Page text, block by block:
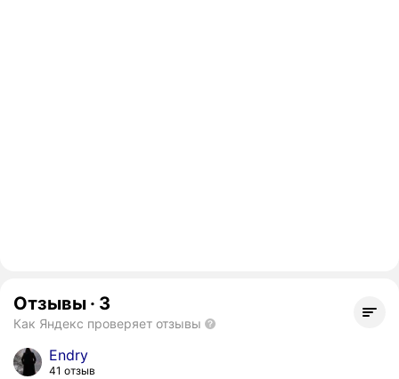
Отзывы · 3
Как Яндекс проверяет отзывы
Endry
41 отзыв